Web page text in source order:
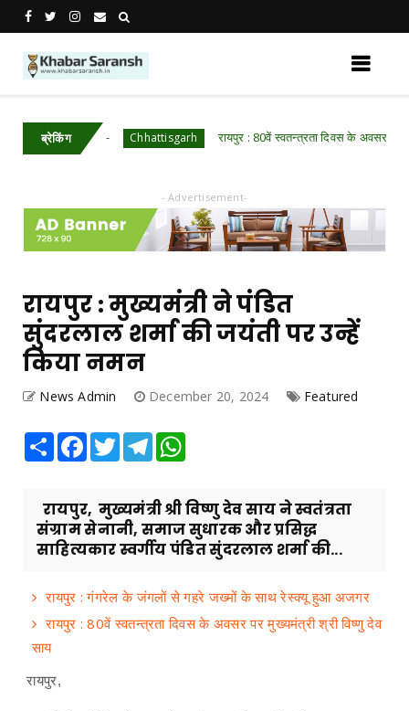
ब्रेकिंग
हुआ अजगर Chhattisgarh रायपुर : 80वें स्वतन्त्रता दिवस के अवसर पर
- Advertisement-
रायपुर : मुख्यमंत्री ने पंडित
सुंदरलाल शर्मा की जयंती पर उन्हें
किया नमन
News Admin December 20, 2024 Featured
Share Facebook
TwitterTelegram
रायपुर, मुख्यमंत्री श्री विष्णु देव साय ने स्वतंत्रता
संग्राम सेनानी, समाज सुधारक और प्रसिद्ध
साहित्यकार स्वर्गीय पंडित सुंदरलाल शर्मा की...
रायपुर : गंगरेल के जंगलों से गहरे जख्मों के साथ रेस्क्यू हुआ अजगर
रायपुर : 80वें स्वतन्त्रता दिवस के अवसर पर मुख्यमंत्री श्री विष्णु देव
साय
रायपुर,